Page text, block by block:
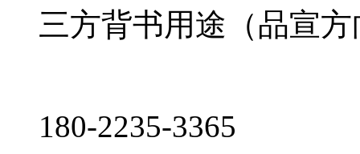
三方背书用途（品宣
180-2235-3365